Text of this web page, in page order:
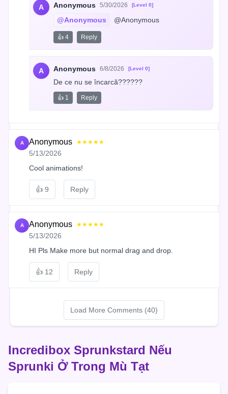
A Anonymous 5/30/2026 [Level 0]
@Anonymous @Anonymous
👍 4 Reply
A Anonymous 6/8/2026 [Level 0]
De ce nu se încarcă??????
👍 1 Reply
A Anonymous ★★★★★
5/13/2026
Cool animations!
👍 9 Reply
A Anonymous ★★★★★
5/13/2026
HI Pls Make more but normal drag and drop.
👍 12 Reply
Load More Comments (40)
Incredibox Sprunkstard Nếu
Sprunki Ở Trong Mù Tạt